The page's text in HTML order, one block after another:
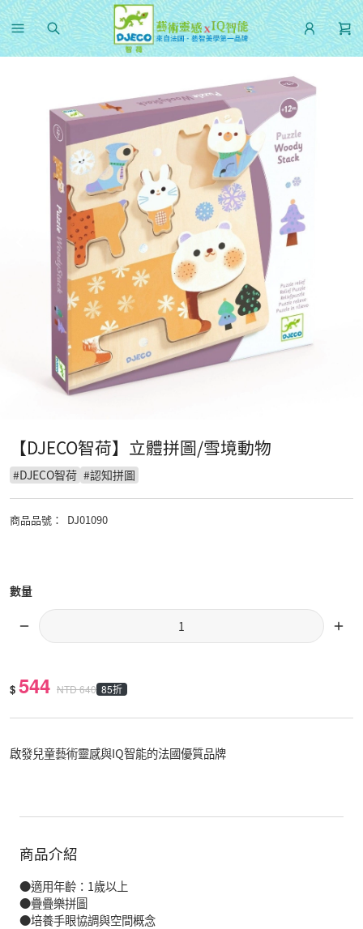
【DJECO智荷】立體拼圖/雪境動物
#DJECO智荷 #認知拼圖
商品品號 ： DJ01090
數量
$ 544 NTD640 85折
啟發兒童藝術靈感與IQ智能的法國優質品牌
商品介紹
●適用年齡：1歲以上
●疊疊樂拼圖
●培養手眼協調與空間概念